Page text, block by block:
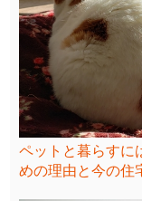
ペットと暮らすに
めの理由と今の住